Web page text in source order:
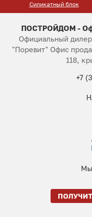
Силикатный блок
ПОСТРОЙДОМ -
Официальный
"Поревит" Офис
118,
+7
Мы